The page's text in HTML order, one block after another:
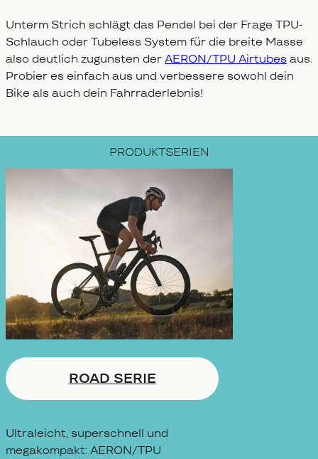
Unterm Strich schlägt das Pendel bei der Frage TPU-
Schlauch oder Tubeless System für die breite Masse
also deutlich zugunsten derAERON/TPU Airtubes aus.
Probier es einfach aus und verbessere sowohl dein
Bike als auch dein Fahrraderlebnis!
PRODUKTSERIEN
ROAD SERIE
Ultraleicht, superschnell und
megakompakt: AERON/TPU